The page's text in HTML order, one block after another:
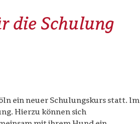
die Schulung
ein neuer Schulungskurs statt. Im
Hierzu können sich